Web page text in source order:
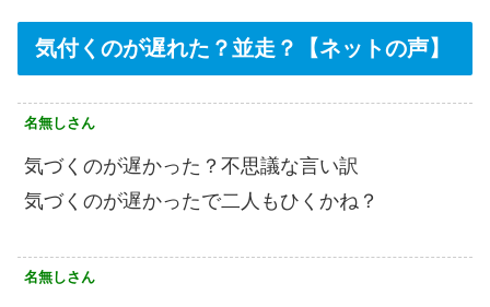
気付くのが遅れた？並走？【ネットの声】
名無しさん
気づくのが遅かった？不思議な言い訳
気づくのが遅かったで二人もひくかね？
名無しさん